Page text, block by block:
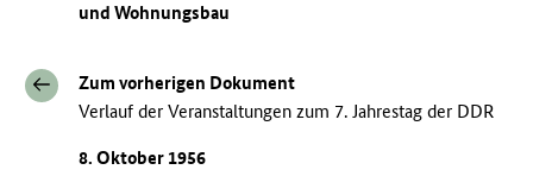
und Wohnungsbau
Zum vorherigen Dokument
Verlauf der Veranstaltungen zum 7. Jahrestag der DDR
8. Oktober 1956